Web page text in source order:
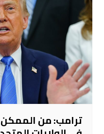
ترامب: من الممكن